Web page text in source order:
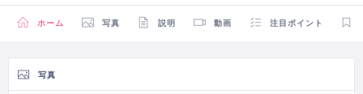
ホーム 写真 説明 動画 注目ポイント
写真